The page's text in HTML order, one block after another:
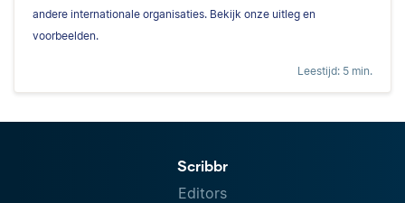
andere internationale organisaties. Bekijk onze uitleg en
voorbeelden.
Leestijd: 5 min.
Scribbr
Editors